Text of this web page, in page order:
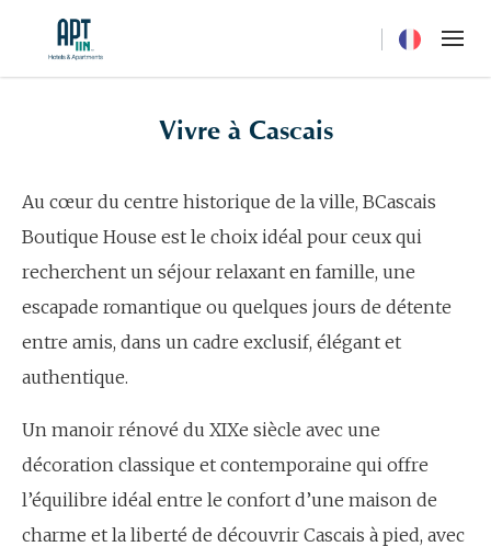
Vivre à Cascais
Au cœur du centre historique de la ville, BCascais
Boutique House est le choix idéal pour ceux qui
recherchent un séjour relaxant en famille, une
escapade romantique ou quelques jours de détente
entre amis, dans un cadre exclusif, élégant et
authentique.
Un manoir rénové du XIXe siècle avec une
décoration classique et contemporaine qui offre
l’équilibre idéal entre le confort d’une maison de
charme et la liberté de découvrir Cascais à pied, avec